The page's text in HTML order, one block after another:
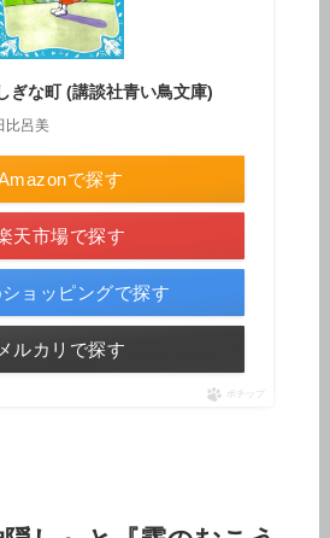
ぎな町 (講談社青い鳥文庫)
比呂美
で探す
天市場で探す
ョッピングで探す
メルカリで探す
ポチップ